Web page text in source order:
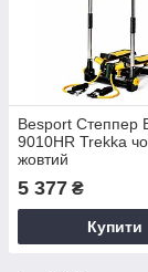
Besport Степпер
9010HR Trekka
жовтий
5 377 ₴
Купити